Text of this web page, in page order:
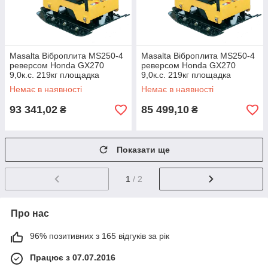
Masalta Віброплита MS250-4
реверсом Honda GX270
9,0к.с. 219кг площадка
890*600мм
Немає в наявності
93 341,02 ₴
Masalta Віброплита MS250-4
реверсом Honda GX270
9,0к.с. 219кг площадка
890*600мм
Немає в наявності
85 499,10 ₴
Показати ще
1 / 2
Про нас
96% позитивних з 165 відгуків за рік
Працює з 07.07.2016